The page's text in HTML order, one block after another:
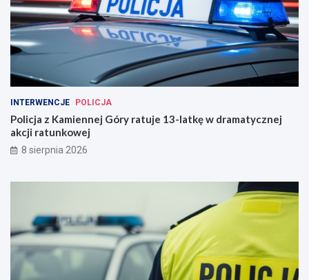
INTERWENCJE POLICJA
Policja z Kamiennej Góry ratuje 13-latkę w dramatycznej
akcji ratunkowej
8 sierpnia 2026